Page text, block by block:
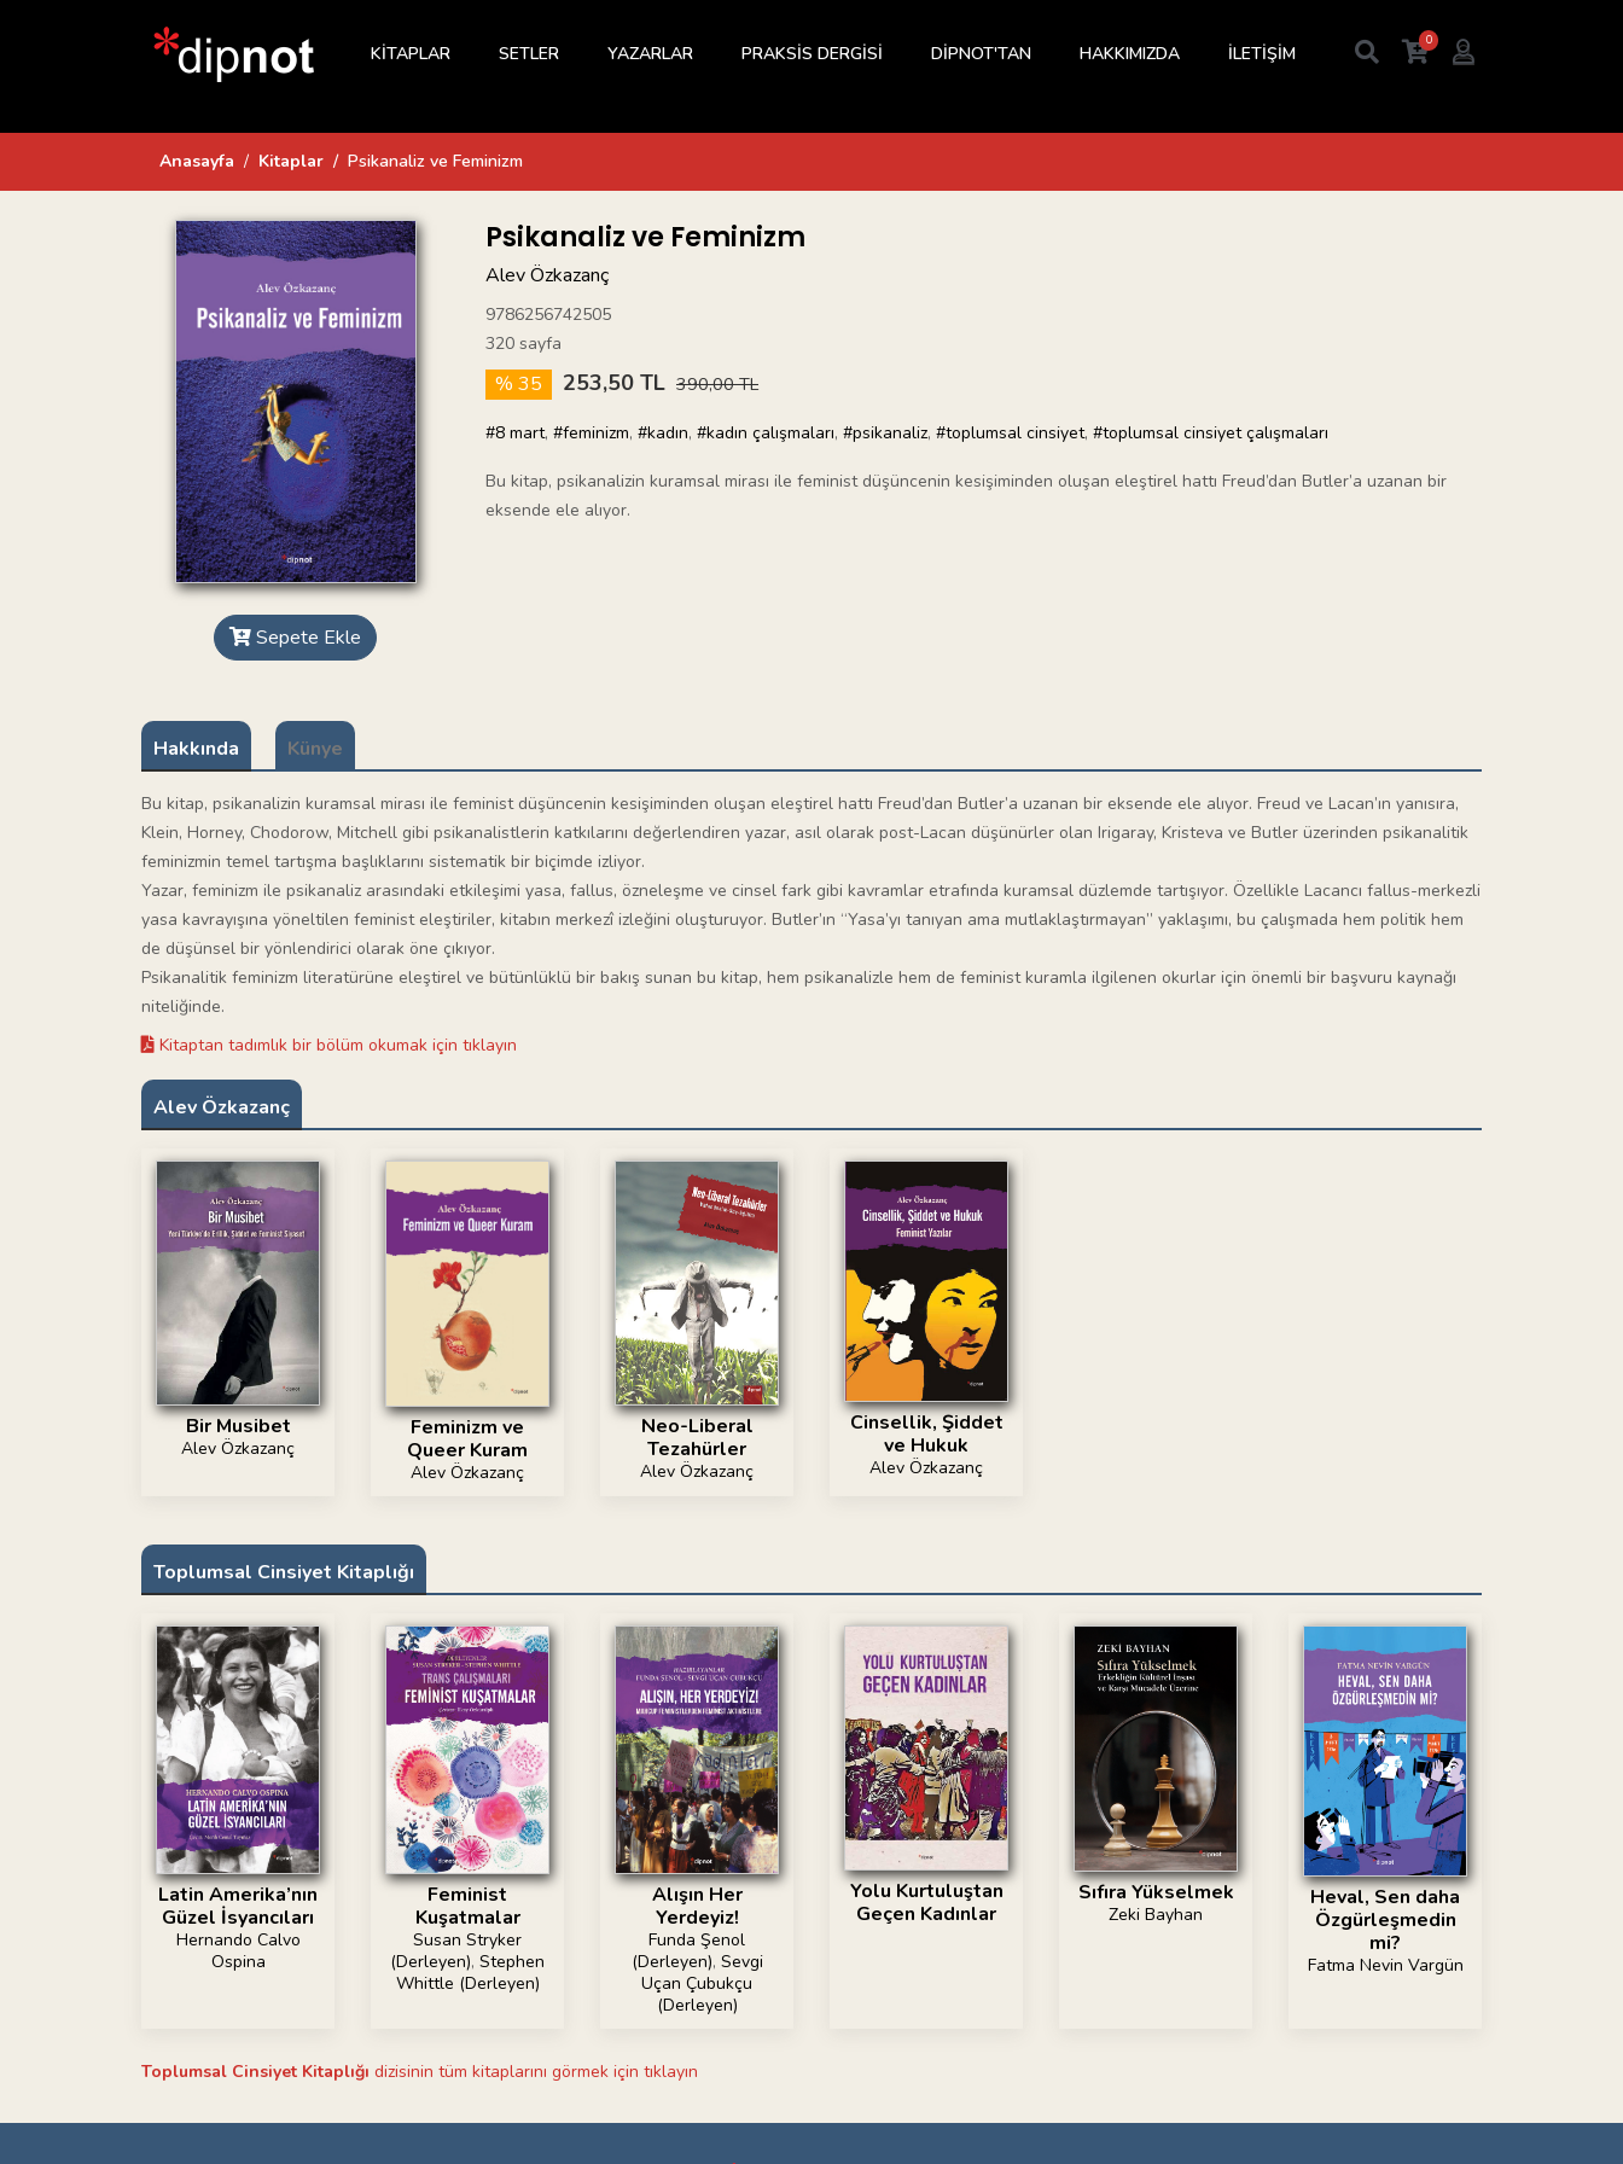
KİTAPLAR SETLER YAZARLAR PRAKSİS DERGİSİ DİPNOT'TAN HAKKIMIZDA İLETİŞİM
0
Anasayfa Kitaplar Psikanaliz ve Feminizm
Sepete Ekle
Psikanaliz ve Feminizm
Alev Özkazanç
9786256742505
320 sayfa
% 35 253,50 TL 390,00 TL
#8 mart, #feminizm, #kadın, #kadın çalışmaları, #psikanaliz, #toplumsal cinsiyet, #toplumsal cinsiyet çalışmaları
Bu kitap, psikanalizin kuramsal mirası ile feminist düşüncenin kesişiminden oluşan eleştirel hattı Freud’dan Butler’a uzanan bir
eksende ele alıyor.
Hakkında Künye
Bu kitap, psikanalizin kuramsal mirası ile feminist düşüncenin kesişiminden oluşan eleştirel hattı Freud’dan Butler’a uzanan bir eksende ele alıyor. Freud ve Lacan’ın yanısıra,
Klein, Horney, Chodorow, Mitchell gibi psikanalistlerin katkılarını değerlendiren yazar, asıl olarak post-Lacan düşünürler olan Irigaray, Kristeva ve Butler üzerinden psikanalitik
feminizmin temel tartışma başlıklarını sistematik bir biçimde izliyor.
Yazar, feminizm ile psikanaliz arasındaki etkileşimi yasa, fallus, özneleşme ve cinsel fark gibi kavramlar etrafında kuramsal düzlemde tartışıyor. Özellikle Lacancı fallus-merkezli
yasa kavrayışına yöneltilen feminist eleştiriler, kitabın merkezî izleğini oluşturuyor. Butler’ın “Yasa’yı tanıyan ama mutlaklaştırmayan” yaklaşımı, bu çalışmada hem politik hem
de düşünsel bir yönlendirici olarak öne çıkıyor.
Psikanalitik feminizm literatürüne eleştirel ve bütünlüklü bir bakış sunan bu kitap, hem psikanalizle hem de feminist kuramla ilgilenen okurlar için önemli bir başvuru kaynağı
niteliğinde.
Kitaptan tadımlık bir bölüm okumak için tıklayın
Alev Özkazanç
Bir Musibet
Alev Özkazanç
Feminizm ve
Queer Kuram
Alev Özkazanç
Neo-Liberal
Tezahürler
Alev Özkazanç
Cinsellik, Şiddet
ve Hukuk
Alev Özkazanç
Toplumsal Cinsiyet Kitaplığı
Latin Amerika’nın
Güzel İsyancıları
Hernando Calvo
Ospina
Feminist
Kuşatmalar
Susan Stryker
(Derleyen), Stephen
Whittle (Derleyen)
Alışın Her
Yerdeyiz!
Funda Şenol
(Derleyen), Sevgi
Uçan Çubukçu
(Derleyen)
Yolu Kurtuluştan
Geçen Kadınlar
Sıfıra Yükselmek
Zeki Bayhan
Heval, Sen daha
Özgürleşmedin
mi?
Fatma Nevin Vargün
Toplumsal Cinsiyet Kitaplığı dizisinin tüm kitaplarını görmek için tıklayın